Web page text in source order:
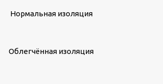
Нормальная изоляция
Облегчённая изоляция